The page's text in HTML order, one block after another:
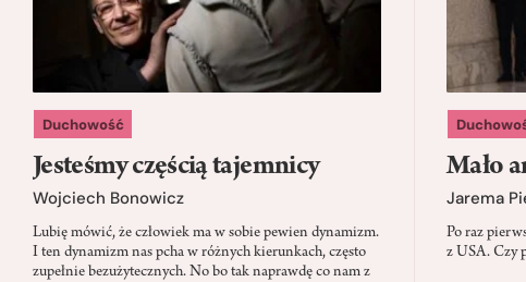
Duchowość
Jesteśmy częścią tajemnicy
Wojciech Bonowicz
Lubię mówić, że człowiek ma w sobie pewien dynamizm.
I ten dynamizm nas pcha w różnych kierunkach, często
zupełnie bezużytecznych. No bo tak naprawdę co nam z
Mało
Jarema
Po raz
z USA. Czy